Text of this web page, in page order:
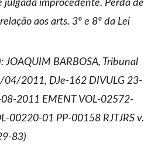
improcedente. Perda de
aos arts. 3º e 8º da Lei
JOAQUIM BARBOSA, Tribunal
04/2011, DJe-162 DIVULG 23-
2011 EMENT VOL-02572-
00220-01 PP-00158 RJTJRS v.
83)